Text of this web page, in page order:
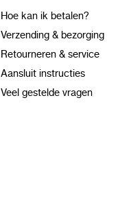
Hoe kan ik betalen?
Verzending & bezorging
Retourneren & service
Aansluit instructies
Veel gestelde vragen